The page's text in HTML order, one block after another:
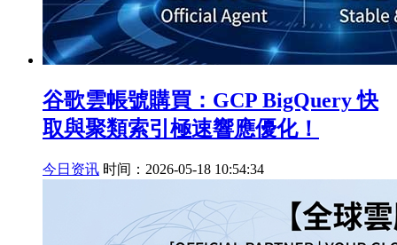
谷歌雲帳號購買：GCP BigQuery 快
取與聚類索引極速響應優化！
今日资讯 时间：2026-05-18 10:54:34